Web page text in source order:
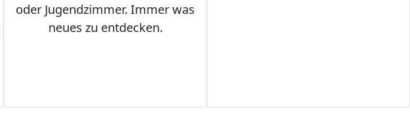
oder Jugendzimmer. Immer was
neues zu entdecken.